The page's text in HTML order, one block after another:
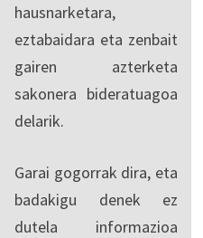
hausnarketara,
eztabaidara eta zenbait
gairen azterketa
sakonera bideratuagoa
delarik.
Garai gogorrak dira, eta
badakigu denek ez
dutela informazioa